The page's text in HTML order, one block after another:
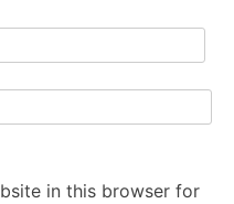
in this browser for